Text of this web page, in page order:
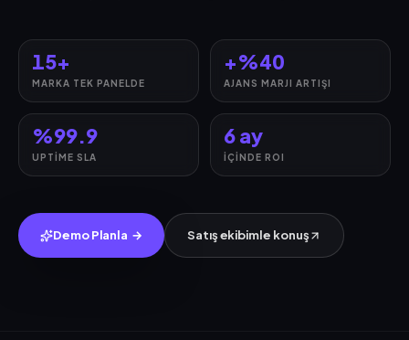
15+
MARKA TEK PANELDE
+%40
AJANS MARJI ARTIŞI
%99.9
UPTIME SLA
6 ay
İÇINDE ROI
Demo Planla → Satış ekibimle konuş